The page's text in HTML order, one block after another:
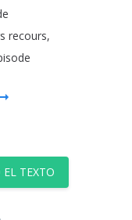
recours,
TEXTO